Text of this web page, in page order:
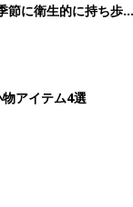
節に衛生的に持ち歩
アイテム4選